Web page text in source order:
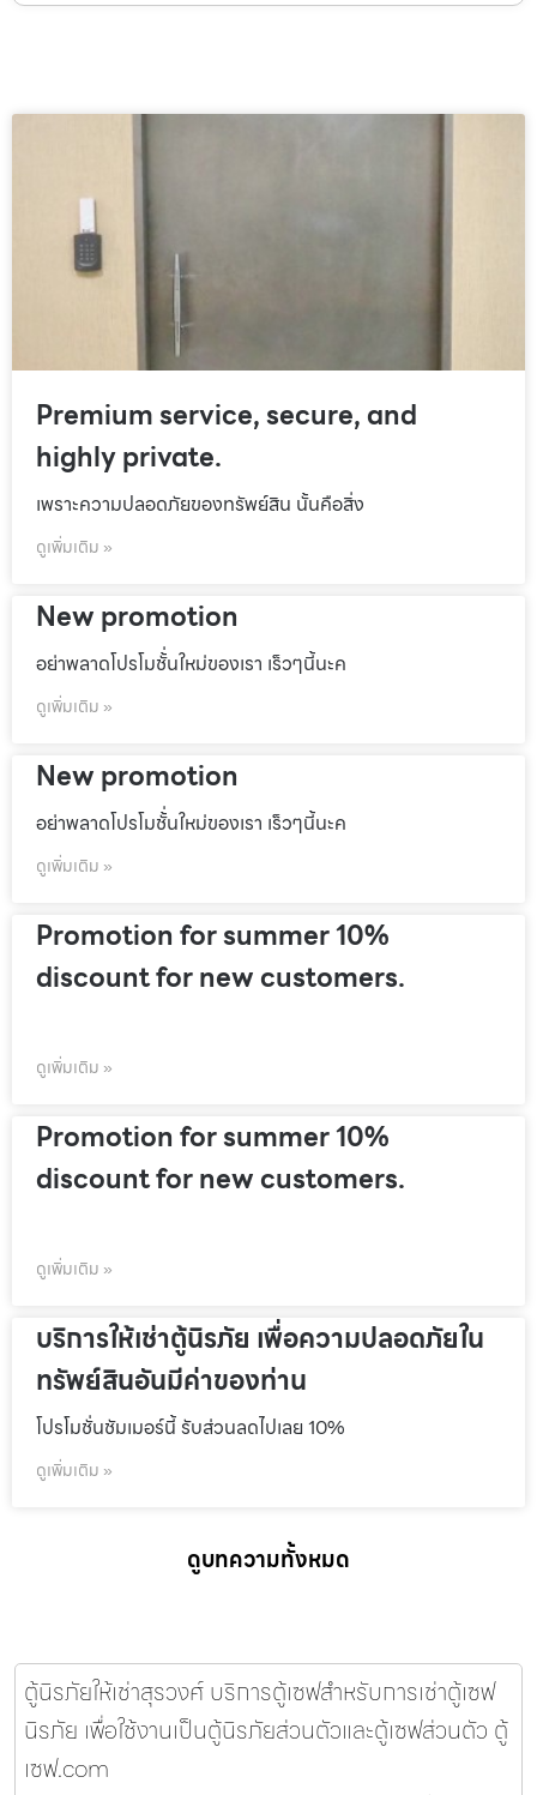
Premium service, secure, and
highly private.
เพราะความปลอดภัยของทรัพย์สิน นั้นคือสิ่ง
ดูเพิ่มเติม »
New promotion
อย่าพลาดโปรโมชั้่นใหม่ของเรา เร็วๆนี้นะค
ดูเพิ่มเติม »
New promotion
อย่าพลาดโปรโมชั้่นใหม่ของเรา เร็วๆนี้นะค
ดูเพิ่มเติม »
Promotion for summer 10%
discount for new customers.
ดูเพิ่มเติม »
Promotion for summer 10%
discount for new customers.
ดูเพิ่มเติม »
บริการให้เช่าตู้นิรภัย เพื่อความปลอดภัยใน
ทรัพย์สินอันมีค่าของท่าน
โปรโมชั่นชัมเมอร์นี้ รับส่วนลดไปเลย 10%
ดูเพิ่มเติม »
ดูบทความทั้งหมด
ตู้นิรภัยให้เช่าสุรวงศ์ บริการตู้เซฟสำหรับการเช่าตู้เซฟ
นิรภัย เพื่อใช้งานเป็นตู้นิรภัยส่วนตัวและตู้เซฟส่วนตัว ตู้
เซฟ.com